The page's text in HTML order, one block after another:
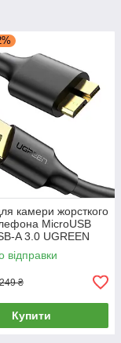
камери жорсткого
MicroUSB
A 3.0 UGREEN
(чорний)
відправки
249 ₴
Купити